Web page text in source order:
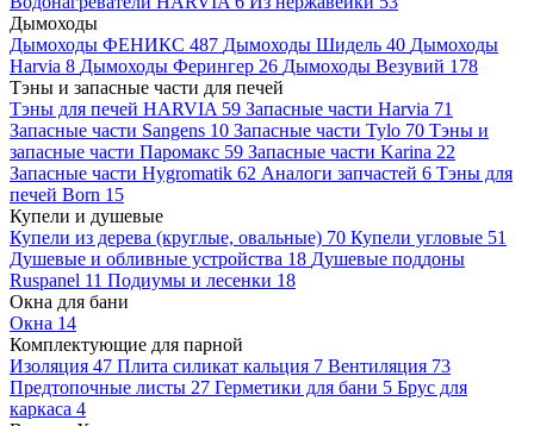
Дымоходы
Дымоходы ФЕНИКС 487 Дымоходы Шидель 40 Дымоходы
Harvia 8 Дымоходы Ферингер 26 Дымоходы Везувий 178
Тэны и запасные части для печей
Тэны для печей HARVIA 59 Запасные части Harvia 71
Запасные части Sangens 10 Запасные части Tylo 70 Тэны и
запасные части Паромакс 59 Запасные части Karina 22
Запасные части Hygromatik 62 Аналоги запчастей 6 Тэны для
печей Born 15
Купели и душевые
Купели из дерева (круглые, овальные) 70 Купели угловые 51
Душевые и обливные устройства 18 Душевые поддоны
Ruspanel 11 Подиумы и лесенки 18
Окна для бани
Окна 14
Комплектующие для парной
Изоляция 47 Плита силикат кальция 7 Вентиляция 73
Предтопочные листы 27 Герметики для бани 5 Брус для
каркаса 4